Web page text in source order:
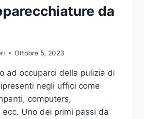
da
Ottobre 5, 2023
ad occuparci della pulizia di
negli uffici come
computers,
Uno dei primi passi da